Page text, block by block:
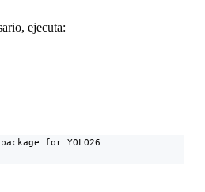
ejecuta:
for YOLO26